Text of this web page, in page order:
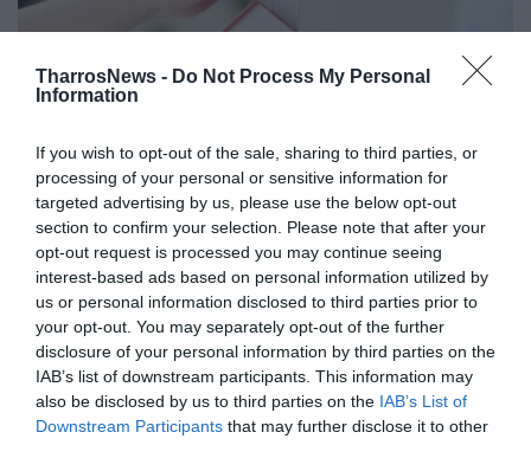
TharrosNews - Do Not Process My Personal
Information
If you wish to opt-out of the sale, sharing to third parties, or
processing of your personal or sensitive information for
targeted advertising by us, please use the below opt-out
section to confirm your selection. Please note that after your
opt-out request is processed you may continue seeing
interest-based ads based on personal information utilized by
us or personal information disclosed to third parties prior to
your opt-out. You may separately opt-out of the further
disclosure of your personal information by third parties on the
IAB’s list of downstream participants. This information may
also be disclosed by us to third parties on the IAB’s List of
Downstream Participants that may further disclose it to other
Νέο πρόγραμμα προστασίας της
πρώτης κατοικίας
Τη δημιουργία ενός νέου προγράμματος για την
κρατική στήριξη των δανείων πρώτης κατοικίας
των ευάλωτων νοικοκυριών ανακοίνωσε το...